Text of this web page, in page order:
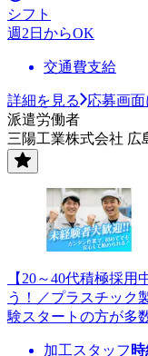
シフト
週2日からOK
交通費支給
詳細を見る
応募画
派遣労働者
三陽工業株式会社 広
【20～40代積極採
う！／プラスチック
験スタートの方が多
加工スタッフ